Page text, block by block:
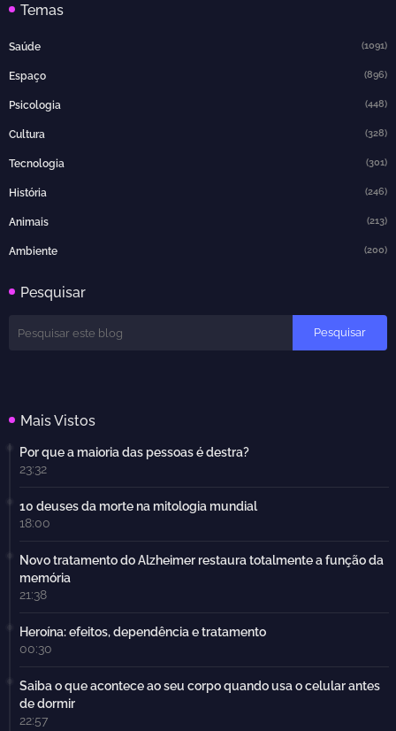
Temas
Saúde (1091)
Espaço (896)
Psicologia (448)
Cultura (328)
Tecnologia (301)
História (246)
Animais (213)
Ambiente (200)
Pesquisar
Mais Vistos
Por que a maioria das pessoas é destra?
23:32
10 deuses da morte na mitologia mundial
18:00
Novo tratamento do Alzheimer restaura totalmente a função da
memória
21:38
Heroína: efeitos, dependência e tratamento
00:30
Saiba o que acontece ao seu corpo quando usa o celular antes
de dormir
22:57